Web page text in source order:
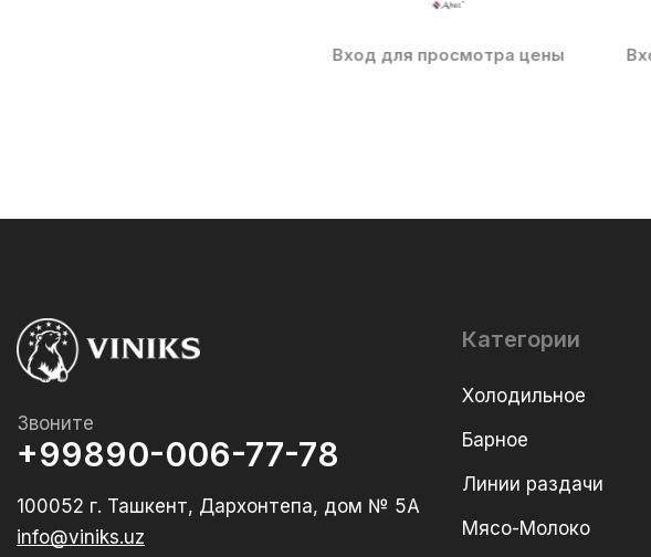
Вход для просмотра цены
Звоните
+99890-006-77-78
100052 г. Ташкент, Дархонтепа, дом № 5А
info@viniks.uz
Категории
Холодильное
Барное
Линии раздачи
Мясо-Молоко